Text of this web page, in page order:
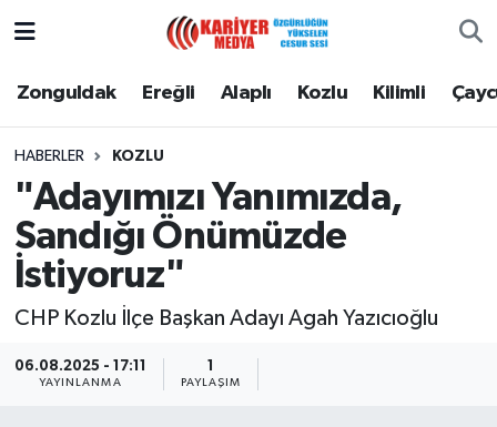
Zonguldak Ereğli Alaplı Kozlu Kilimli
HABERLER KOZLU
"Adayımızı Yanımızda,
Sandığı Önümüzde
İstiyoruz"
CHP Kozlu İlçe Başkan Adayı Agah Yazıcıoğlu
06.08.2025 - 17:11
YAYINLANMA
1
PAYLAŞIM
Zonguldak
Alaplı
Kozlu
Kilimli
Çaycuma
Zonguldak Nöbetçi Eczaneler
Zonguldak Namaz Vakitleri
Zonguldak Trafik Yoğunluk Haritası
Puan Durumu ve Fikstür
Tüm Manşetler